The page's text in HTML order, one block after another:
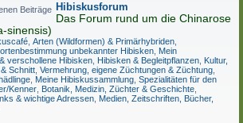
Hibiskusforum
Das Forum rund um die Chinarose
sinensis)
Arten (Wildformen) & Primärhybriden
unbekannter Hibisken Mein
verschollene Hibisken Hibisken & Begleitpflanzen Kultur,
Schnitt Vermehrung, eigene Züchtungen & Züchtung
Meine Hibiskussammlung Spezialitäten für den
Kenner Botanik, Medizin, Züchter & Geschichte
& wichtige Adressen Medien, Zeitschriften, Bücher,